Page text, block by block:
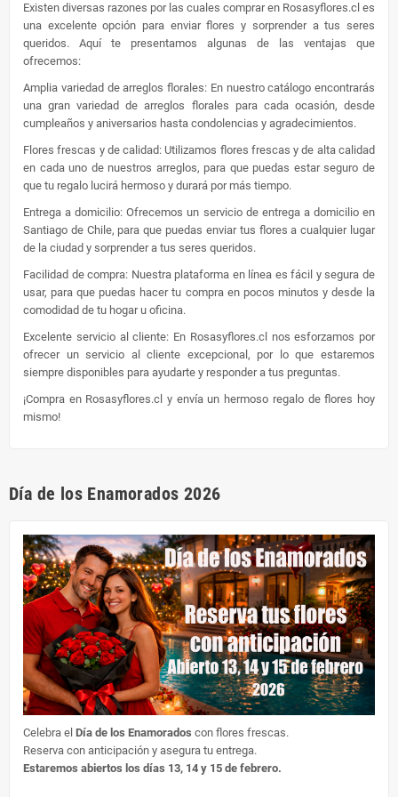
Existen diversas razones por las cuales comprar en Rosasyflores.cl es
una excelente opción para enviar flores y sorprender a tus seres
queridos. Aquí te presentamos algunas de las ventajas que
ofrecemos:
Amplia variedad de arreglos florales: En nuestro catálogo encontrarás
una gran variedad de arreglos florales para cada ocasión, desde
cumpleaños y aniversarios hasta condolencias y agradecimientos.
Flores frescas y de calidad: Utilizamos flores frescas y de alta calidad
en cada uno de nuestros arreglos, para que puedas estar seguro de
que tu regalo lucirá hermoso y durará por más tiempo.
Entrega a domicilio: Ofrecemos un servicio de entrega a domicilio en
Santiago de Chile, para que puedas enviar tus flores a cualquier lugar
de la ciudad y sorprender a tus seres queridos.
Facilidad de compra: Nuestra plataforma en línea es fácil y segura de
usar, para que puedas hacer tu compra en pocos minutos y desde la
comodidad de tu hogar u oficina.
Excelente servicio al cliente: En Rosasyflores.cl nos esforzamos por
ofrecer un servicio al cliente excepcional, por lo que estaremos
siempre disponibles para ayudarte y responder a tus preguntas.
¡Compra en Rosasyflores.cl y envía un hermoso regalo de flores hoy
mismo!
Día de los Enamorados 2026
Celebra el Día de los Enamorados con flores frescas.
Reserva con anticipación y asegura tu entrega.
Estaremos abiertos los días 13, 14 y 15 de febrero.